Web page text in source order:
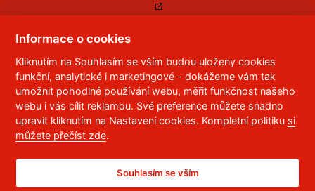
© 2023 Univerzita Pardubice,Studentská 95
532 10 Pardubice 2
Telefon: 466 036 111, 466 036 112, 466 036 113
Správce webu ,RSS
ID datové schránky:
Prohlášení o přístupnosti
Informace o cookies
Kliknutím na Souhlasím se vším budou uloženy cookies
funkční, analytické i marketingové - dokážeme vám tak
umožnit pohodlné používání webu, měřit funkčnost našeho
webu i vás cílit reklamou. Své preference můžete snadno
upravit kliknutím na Nastavení cookies. Kompletní politiku si
můžete přečíst zde.
Souhlasím se vším